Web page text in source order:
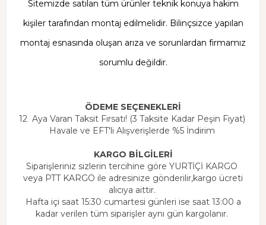
Sitemizde satılan tüm ürünler teknik konuya hakim
kişiler tarafından montaj edilmelidir. Bilinçsizce yapılan
montaj esnasında oluşan arıza ve sorunlardan firmamız
sorumlu değildir.
ÖDEME SEÇENEKLERİ
12 Aya Varan Taksit Fırsatı! (3 Taksite Kadar Peşin Fiyat)
Havale ve EFT'li Alışverişlerde %5 İndirim
KARGO BİLGİLERİ
Siparişleriniz sizlerin tercihine göre YURTİÇİ KARGO
veya PTT KARGO ile adresinize gönderilir,kargo ücreti
alıcıya aittir.
Hafta içi saat 15:30 cumartesi günleri ise saat 13:00 a
kadar verilen tüm siparişler aynı gün kargolanır.